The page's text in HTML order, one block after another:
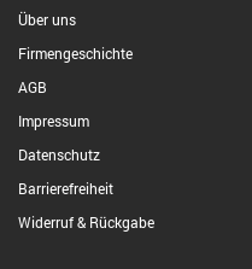
Über uns
Firmengeschichte
AGB
Impressum
Datenschutz
Barrierefreiheit
Widerruf & Rückgabe